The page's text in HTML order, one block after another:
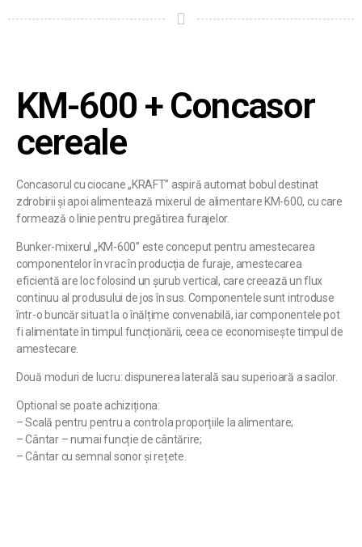
KM-600 + Concasor
cereale
Concasorul cu ciocane „KRAFT” aspiră automat bobul destinat
zdrobirii și apoi alimentează mixerul de alimentare KM-600, cu care
formează o linie pentru pregătirea furajelor.
Bunker-mixerul „KM-600” este conceput pentru amestecarea
componentelor în vrac în producția de furaje, amestecarea
eficientă are loc folosind un șurub vertical, care creează un flux
continuu al produsului de jos în sus. Componentele sunt introduse
într-o buncăr situat la o înălțime convenabilă, iar componentele pot
fi alimentate în timpul funcționării, ceea ce economisește timpul de
amestecare.
Două moduri de lucru: dispunerea laterală sau superioară a sacilor.
Optional se poate achiziționa:
– Scală pentru pentru a controla proporțiile la alimentare;
– Cântar – numai funcție de cântărire;
– Cântar cu semnal sonor și rețete.